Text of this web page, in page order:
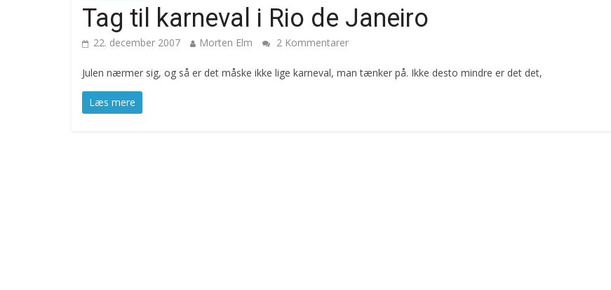
Tag til karneval i Rio de Janeiro
22. december 2007 Morten Elm 2 Kommentarer
Julen nærmer sig, og så er det måske ikke lige karneval, man tænker på. Ikke desto mindre er det det,
Læs mere